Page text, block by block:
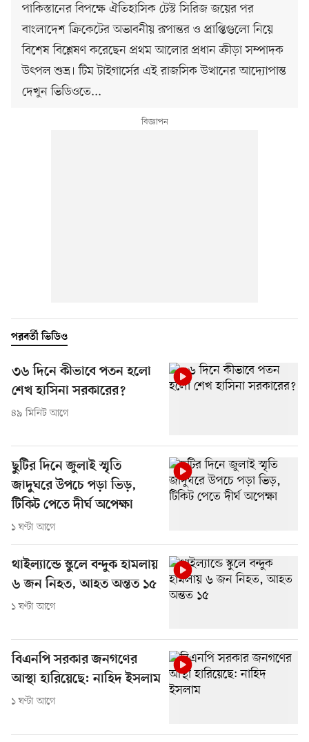
পাকিস্তানের বিপক্ষে ঐতিহাসিক টেস্ট সিরিজ জয়ের পর
বাংলাদেশ ক্রিকেটের অভাবনীয় রূপান্তর ও প্রাপ্তিগুলো নিয়ে
বিশেষ বিশ্লেষণ করেছেন প্রথম আলোর প্রধান ক্রীড়া সম্পাদক
উৎপল শুভ্র। টিম টাইগার্সের এই রাজসিক উত্থানের আদ্যোপান্ত
দেখুন ভিডিওতে...
পরবর্তী ভিডিও
৩৬ দিনে কীভাবে পতন হলো
শেখ হাসিনা সরকারের?
৪৯ মিনিট আগে
ছুটির দিনে জুলাই স্মৃতি
জাদুঘরে উপচে পড়া ভিড়,
টিকিট পেতে দীর্ঘ অপেক্ষা
১ ঘণ্টা আগে
থাইল্যান্ডে স্কুলে বন্দুক হামলায়
৬ জন নিহত, আহত অন্তত ১৫
১ ঘণ্টা আগে
বিএনপি সরকার জনগণের
আস্থা হারিয়েছে: নাহিদ ইসলাম
১ ঘণ্টা আগে